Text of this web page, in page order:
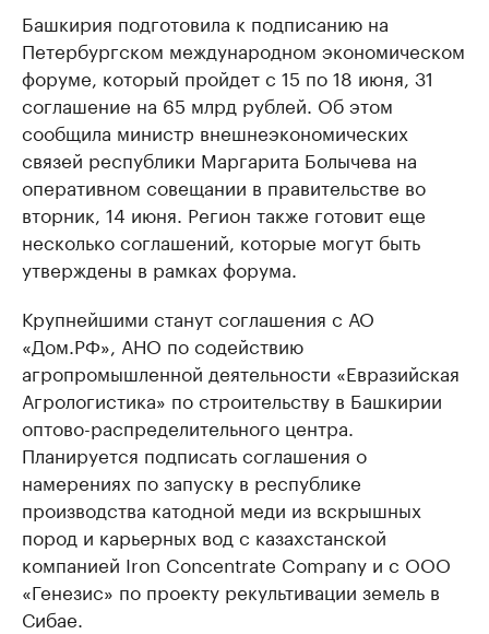
Башкирия подготовила к подписанию на
Петербургском международном экономическом
форуме, который пройдет с 15 по 18 июня, 31
соглашение на 65 млрд рублей. Об этом
сообщила министр внешнеэкономических
связей республики Маргарита Болычева на
оперативном совещании в правительстве во
вторник, 14 июня. Регион также готовит еще
несколько соглашений, которые могут быть
утверждены в рамках форума.
Крупнейшими станут соглашения с АО
«Дом.РФ», АНО по содействию
агропромышленной деятельности «Евразийская
Агрологистика» по строительству в Башкирии
оптово-распределительного центра.
Планируется подписать соглашения о
намерениях по запуску в республике
производства катодной меди из вскрышных
пород и карьерных вод с казахстанской
компанией Iron Concentrate Company и с ООО
«Генезис» по проекту рекультивации земель в
Сибае.